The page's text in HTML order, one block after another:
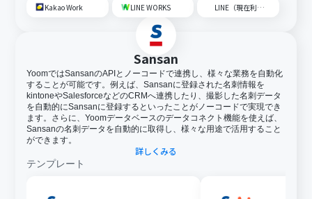
Kakao Work LINE WORKS LINE（現在利用不可）
Sansan
YoomではSansanのAPIとノーコードで連携し、様々な業務を自動化
することが可能です。例えば、Sansanに登録された名刺情報を
kintoneやSalesforceなどのCRMへ連携したり、撮影した名刺データ
を自動的にSansanに登録するといったことがノーコードで実現でき
ます。さらに、Yoomデータベースのデータコネクト機能を使えば、
Sansanの名刺データを自動的に取得し、様々な用途で活用すること
ができます。
詳しくみる
テンプレート